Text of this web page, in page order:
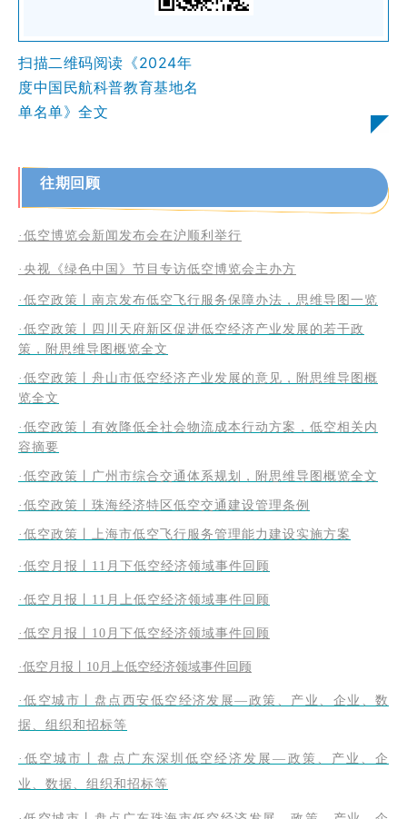
扫描二维码阅读《2024年
度中国民航科普教育基地名
单名单》全文
往期回顾
·低空博览会新闻发布会在沪顺利举行
·央视《绿色中国》节目专访低空博览会主办方
·低空政策丨南京发布低空飞行服务保障办法，思维导图一览
·低空政策丨四川天府新区促进低空经济产业发展的若干政
策，附思维导图概览全文
·低空政策丨舟山市低空经济产业发展的意见，附思维导图概
览全文
·低空政策丨有效降低全社会物流成本行动方案，低空相关内
容摘要
·低空政策丨广州市综合交通体系规划，附思维导图概览全文
·低空政策丨珠海经济特区低空交通建设管理条例
·低空政策丨上海市低空飞行服务管理能力建设实施方案
·低空月报丨11月下低空经济领域事件回顾
·低空月报丨11月上低空经济领域事件回顾
·低空月报丨10月下低空经济领域事件回顾
·低空月报丨10月上低空经济领域事件回顾
·低空城市丨盘点西安低空经济发展—政策、产业、企业、数
据、组织和招标等
· 低空城市丨 盘点广东深圳低空经济发展—政策、产业、企
业、数据、组织和招标等